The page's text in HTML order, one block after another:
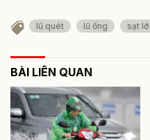
lũ quét lũ ống sạt lở
BÀI LIÊN QUAN